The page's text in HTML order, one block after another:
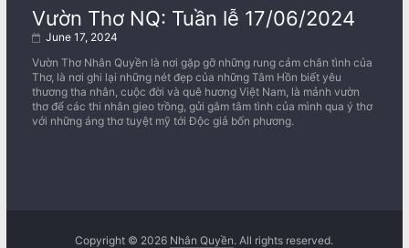
Vườn Thơ NQ: Tuần lễ 17/06/2024
June 17, 2024
Vườn Thơ Nhân Quyền là nơi gặp gỡ những rung cảm chân tình của
Thơ, là nơi ghi lại những nét đẹp của những Tâm Hồn biết yêu
thương tha nhân, cuộc đời và quê hương Việt Nam, là mảnh vườn
thơ để các thi nhân gieo trồng, gửi gắm tâm tình của mình qua ý thơ
với những áng thơ tuyệt mỹ tới Độc giả bốn phương.
Copyright © 2026 Nhân Quyền. All rights reserved.